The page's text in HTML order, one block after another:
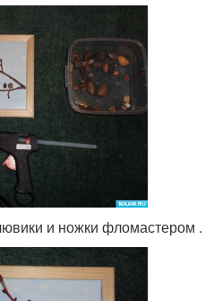
и ножки фломастером .